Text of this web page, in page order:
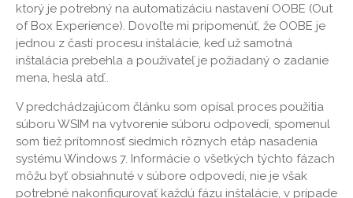
ktorý je potrebný na automatizáciu nastavení OOBE (Out
of Box Experience). Dovoľte mi pripomenúť, že OOBE je
jednou z častí procesu inštalácie, keď už samotná
inštalácia prebehla a používateľ je požiadaný o zadanie
mena, hesla atď..
V predchádzajúcom článku som opísal proces použitia
súboru WSIM na vytvorenie súboru odpovedí, spomenul
som tiež prítomnosť siedmich rôznych etáp nasadenia
systému Windows 7. Informácie o všetkých týchto fázach
môžu byť obsiahnuté v súbore odpovedí, nie je však
potrebné nakonfigurovať každú fázu inštalácie, v prípade